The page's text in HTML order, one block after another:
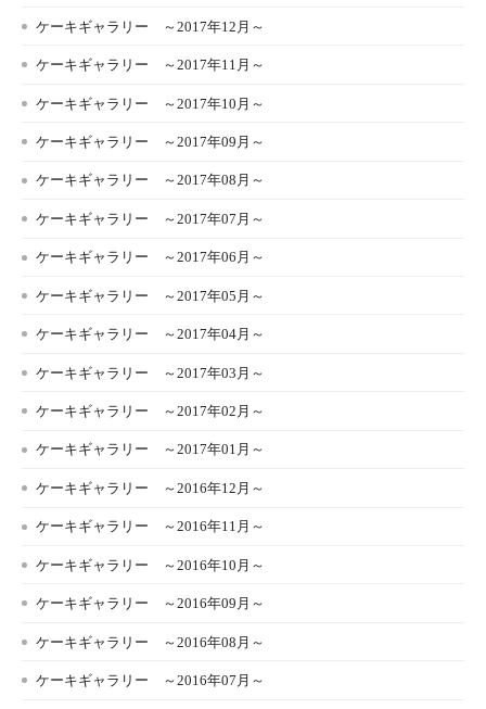
ケーキギャラリー ～2017年12月～
ケーキギャラリー ～2017年11月～
ケーキギャラリー ～2017年10月～
ケーキギャラリー ～2017年09月～
ケーキギャラリー ～2017年08月～
ケーキギャラリー ～2017年07月～
ケーキギャラリー ～2017年06月～
ケーキギャラリー ～2017年05月～
ケーキギャラリー ～2017年04月～
ケーキギャラリー ～2017年03月～
ケーキギャラリー ～2017年02月～
ケーキギャラリー ～2017年01月～
ケーキギャラリー ～2016年12月～
ケーキギャラリー ～2016年11月～
ケーキギャラリー ～2016年10月～
ケーキギャラリー ～2016年09月～
ケーキギャラリー ～2016年08月～
ケーキギャラリー ～2016年07月～